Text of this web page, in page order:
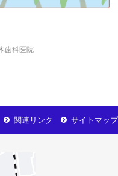
歯科医院
サイトマップ
関連リンク